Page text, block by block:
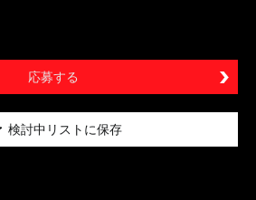
応募する
検討中リストに保存